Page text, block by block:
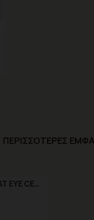
ΠΕΡΙΣΣΌΤΕΡΕΣ
GEL POLISH CAT EYE CELESTIAL 11